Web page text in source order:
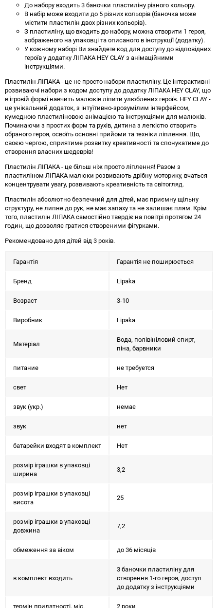
До набору входить 3 баночки пластиліну різного кольору.
В набір може входити до 5 різних кольорів (баночка може
містити пластилін двох різних кольорів).
З пластиліну, що входить до набору, можна створити 1 героя,
зображеного на упаковці та описаного в інструкції (додатку).
У кожному наборі Ви знайдете код для доступу до відповідних
героїв у додатку ЛІПАКА HEY CLAY з анімаційними
інструкціями.
Пластилін ЛІПАКА - це не просто набори пластиліну. Це інтерактивні
розвиваючі набори з кодом доступу до додатку ЛІПАКА HEY CLAY, що
в ігровій формі навчить малюків ліпити улюблених героїв. HEY CLAY -
це унікальний додаток, з інтуїтивно-зрозумілим інтерфейсом,
кумедною пластиліновою анімацією та інструкціями для малюків.
Починаючи з простих форм та рухів, дитина з легкістю створить
обраного героя, освоїть основні прийоми та техніки ліплення. Що,
своєю чергою, сприятиме розвитку креативності та спонукатиме до
створення власних шедеврів!
Пластилін ЛІПАКА - це більш ніж просто ліплення! Разом з
пластиліном ЛІПАКА малюки розвивають дрібну моторику, вчаться
концентрувати увагу, розвивають креативність та світогляд.
Пластилін абсолютно безпечний для дітей, має приємну щільну
структуру, не липне до рук, не має запаху та не залишає плям. Крім
того, пластилін ЛІПАКА самостійно твердіє на повітрі протягом 24
годин, що дозволяє гратися створеними фігурками.
Рекомендовано для дітей від 3 років.
Гарантія Гарантія не поширюється
Бренд Lipaka
Возраст 3-10
Виробник Lipaka
Матеріал
Вода, полівініловий спирт,
піна, барвники
питание не требуется
свет Нет
звук (укр.) немає
звук нет
батарейки входят в комплект Нет
розмір іграшки в упаковці
ширина
3,2
розмір іграшки в упаковці
висота
25
розмір іграшки в упаковці
довжина
7,2
обмеження за віком до 36 місяців
в комплект входить
3 баночки пластиліну для
створення 1-го героя, доступ
до додатку з інструкціями
термін придатності, міс. 2 роки